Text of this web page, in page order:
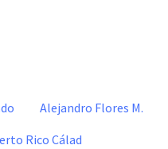
Alejandro Flores M.
Rico Cálad